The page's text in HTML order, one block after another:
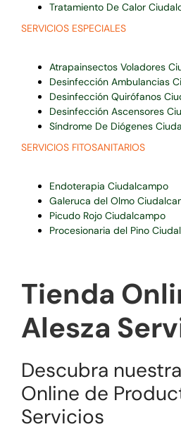
Tratamiento De Calor
SERVICIOS ESPECIALES
Atrapainsectos Voladores
Desinfección Ambulancias
Desinfección Quirófanos
Desinfección Ascensores
Síndrome De Diógenes
SERVICIOS FITOSANITARIOS
Endoterapia Ciudalcampo
Galeruca del Olmo
Picudo Rojo Ciudalcampo
Procesionaria del Pino
Tienda
Alesza
Descubra
Online de
Servicios